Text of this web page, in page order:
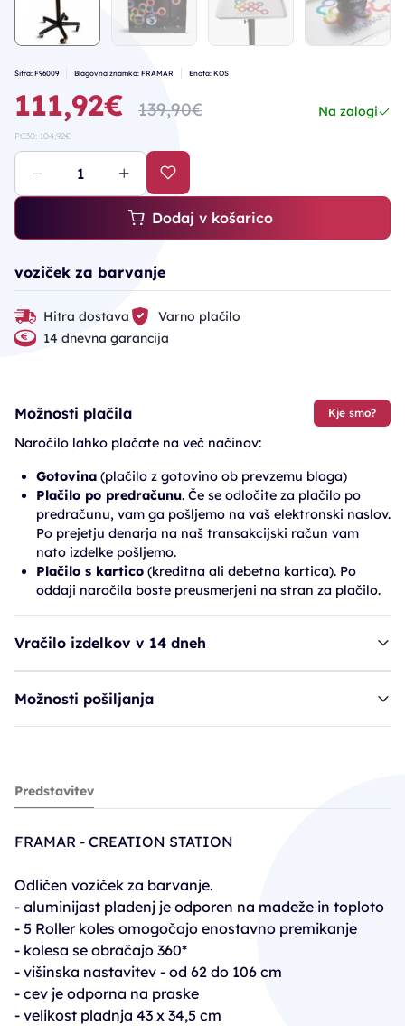
Šifra: F96009 Blagovna znamka: FRAMAR Enota: KOS
111,92€ 139,90€ Na zalogi
PC30: 104,92€
Dodaj v košarico
voziček za barvanje
Hitra dostava
Varno plačilo
14 dnevna garancija
Možnosti plačila Kje smo?
Naročilo lahko plačate na več načinov:
Gotovina (plačilo z gotovino ob prevzemu blaga)
Plačilo po predračunu. Če se odločite za plačilo po
predračunu, vam ga pošljemo na vaš elektronski naslov.
Po prejetju denarja na naš transakcijski račun vam
nato izdelke pošljemo.
Plačilo s kartico (kreditna ali debetna kartica). Po
oddaji naročila boste preusmerjeni na stran za plačilo.
Vračilo izdelkov v 14 dneh
Možnosti pošiljanja
voziček FRR Creation Station
111,92€
139,90€
PC30: 104,92€
Predstavitev
FRAMAR - CREATION STATION
Odličen voziček za barvanje.
- aluminijast pladenj je odporen na madeže in toploto
- 5 Roller koles omogočajo enostavno premikanje
- kolesa se obračajo 360*
- višinska nastavitev - od 62 do 106 cm
- cev je odporna na praske
- velikost pladnja 43 x 34,5 cm